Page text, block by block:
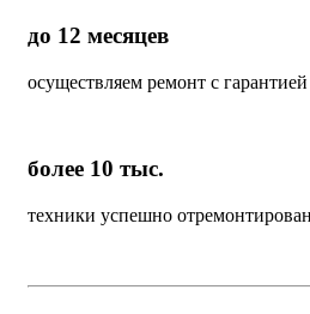
до 12 месяцев
осуществляем ремонт с гарантией
более 10 тыс.
техники успешно